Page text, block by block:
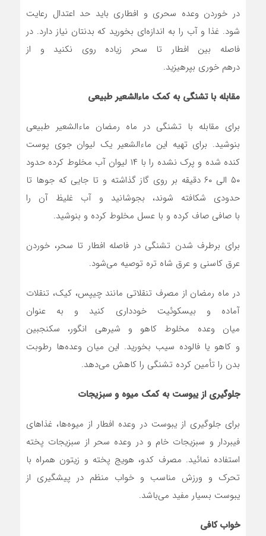
در خوردن وعده سحری و افطاری باید حد اعتدال رعایت
شود. غذا و آب را به اندازه‌ای بخورید که بدنتان نیاز دارد. در
فاصله بین افطار تا سحر زیاده روی نکنید و از
درهم خوری بپرهیزید.
مقابله با تشنگی به کمک ماءالشعیر طبیعی
برای مقابله با تشنگی در ماه رمضان ماءالشعیر طبیعی
بنوشید. برای تهیه این ماءالشعیر یک لیوان جوی پوست
کنده شده و پرک نشده را با ۱۴ لیوان آب مخلوط کرده حدود
۵۰ الی ۶۰ دقیقه بر روی گاز گذاشته و تا جایی که جوها تا
حدودی شکافته شوند، بجوشانید و آب غلیظ آن را
با صافی صاف کرده و با عسل مخلوط کرده و بنوشید.
برای برطرف شدن تشنگی در فاصله افطار تا سحر، خوردن
عرق کاسنی و عرق شاه تره توصیه می‌شود.
در ماه رمضان از مصرف تنقلاتی مانند چیپس، کیک، تنقلات
آماده و بیسکوئیت خودداری کنید و به عنوان
میان وعده مخلوط کاهو و شیره‎ی انگور، سکنجبین
و کاهو یا فالوده سیب بخورید. این میان وعده‌ها رطوبت
بدن را تأمین کرده تشنگی را کاهش می‌دهد.
جلوگیری از یبوست به کمک میوه و سبزیجات
برای جلوگیری از یبوست در وعده افطار از میوه‌ها، غذاهای
فیبردار و سبزیجات خام و در وعده سحر از سبزیجات پخته
استفاده نمائید. مصرف کدو، هویج پخته و زیتون همراه با
تحرک و ورزش مناسب و خواب منظم در پیشگیری از
یبوست بسیار مفید می‌باشد.
خواب کافی